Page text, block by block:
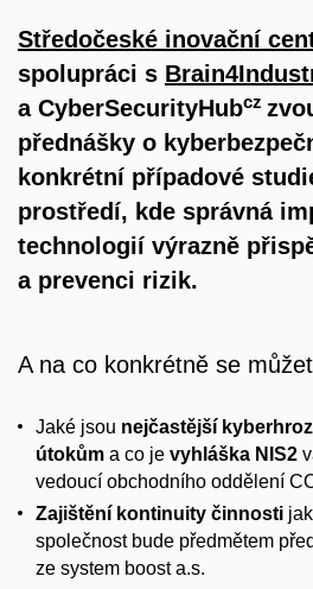
Středočeské inovační
spolupráci s
a CyberSecurityHubcz
přednášky o
konkrétní případové
prostředí, kde správná
technologií výrazně
a prevenci rizik.
A na co konkrétně se
Jaké jsou nejčastější
útokům a co je vyhláška NIS2
vedoucí obchodního oddělení
Zajištění kontinuity činnosti
společnost bude předmětem
ze system boost a.s.